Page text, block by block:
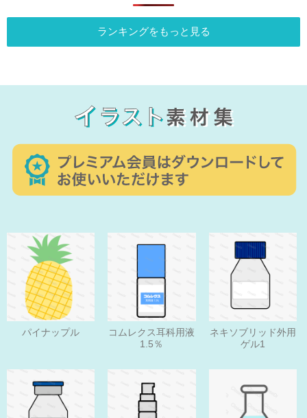
ランキングをもっと見る
パイナップル
コムレクス耳科用液
1.5％
ネキソブリッド外用
ゲル1